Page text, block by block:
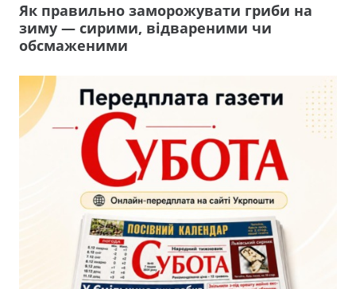
Як правильно заморожувати гриби на
зиму — сирими, відвареними чи
обсмаженими